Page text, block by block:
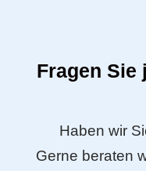
Fragen Sie
Haben wir
Gerne beraten